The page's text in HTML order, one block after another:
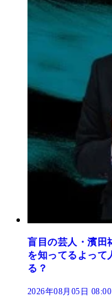
盲目の芸人・濱田
を知ってるよって
る？
2026年08月05日 08:00